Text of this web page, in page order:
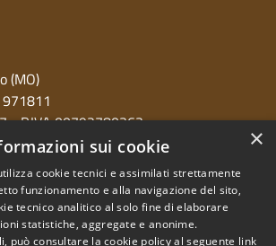
(MO)
- P.IVA 00792780363
Copyright © 2026 • Opendata
×
sui cookie
cookie tecnici e assimilati strettamente
funzionamento e alla navigazione del sito,
tecnico analitico al solo fine di elaborare
statistiche, aggregate e anonime.
può consultare la cookie policy al seguente link